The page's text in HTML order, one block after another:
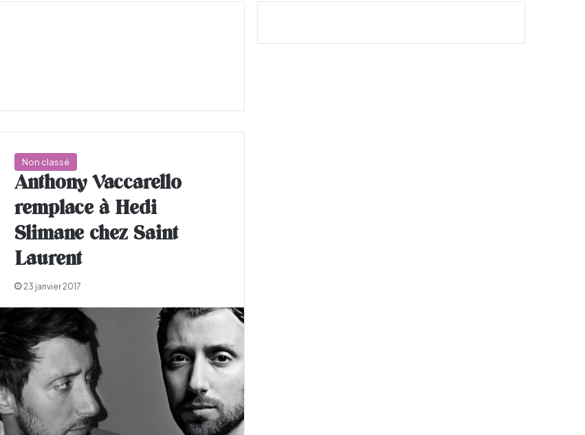
Non classé
Anthony Vaccarello
remplace à Hedi
Slimane chez Saint
Laurent
23 janvier 2017